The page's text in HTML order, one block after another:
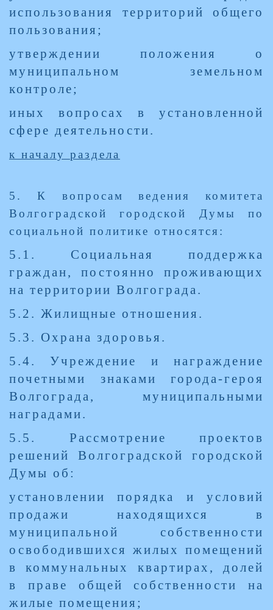
использования территорий общего
пользования;
утверждении положения о
муниципальном земельном
контроле;
иных вопросах в установленной
сфере деятельности.
к началу раздела
5. К вопросам ведения комитета
Волгоградской городской Думы по
социальной политике относятся:
5.1. Социальная поддержка
граждан, постоянно проживающих
на территории Волгограда.
5.2. Жилищные отношения.
5.3. Охрана здоровья.
5.4. Учреждение и награждение
почетными знаками города-героя
Волгограда, муниципальными
наградами.
5.5. Рассмотрение проектов
решений Волгоградской городской
Думы об:
установлении порядка и условий
продажи находящихся в
муниципальной собственности
освободившихся жилых помещений
в коммунальных квартирах, долей
в праве общей собственности на
жилые помещения;